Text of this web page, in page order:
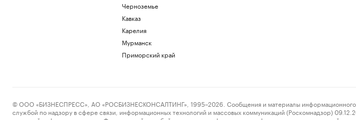
Черноземье
Кавказ
Карелия
Мурманск
Приморский край
© ООО «БИЗНЕСПРЕСС», АО «РОСБИЗНЕСКОНСАЛТИНГ», 1995–2026. Сообщения и материалы информационного
службой по надзору в сфере связи, информационных технологий и массовых коммуникаций (Роскомнадзор)